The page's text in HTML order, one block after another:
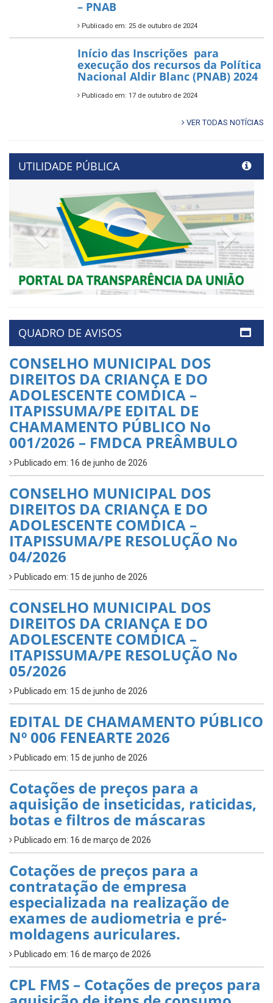
– PNAB
Publicado em: 25 de outubro de 2024
Início das Inscrições para
execução dos recursos da Política
Nacional Aldir Blanc (PNAB) 2024
Publicado em: 17 de outubro de 2024
VER TODAS NOTÍCIAS
UTILIDADE PÚBLICA
Previous Next
QUADRO DE AVISOS
CONSELHO MUNICIPAL DOS
DIREITOS DA CRIANÇA E DO
ADOLESCENTE COMDICA –
ITAPISSUMA/PE EDITAL DE
CHAMAMENTO PÚBLICO No
001/2026 – FMDCA PREÂMBULO
Publicado em: 16 de junho de 2026
CONSELHO MUNICIPAL DOS
DIREITOS DA CRIANÇA E DO
ADOLESCENTE COMDICA –
ITAPISSUMA/PE RESOLUÇÃO No
04/2026
Publicado em: 15 de junho de 2026
CONSELHO MUNICIPAL DOS
DIREITOS DA CRIANÇA E DO
ADOLESCENTE COMDICA –
ITAPISSUMA/PE RESOLUÇÃO No
05/2026
Publicado em: 15 de junho de 2026
EDITAL DE CHAMAMENTO PÚBLICO
Nº 006 FENEARTE 2026
Publicado em: 15 de junho de 2026
Cotações de preços para a
aquisição de inseticidas, raticidas,
botas e filtros de máscaras
Publicado em: 16 de março de 2026
Cotações de preços para a
contratação de empresa
especializada na realização de
exames de audiometria e pré-
moldagens auriculares.
Publicado em: 16 de março de 2026
CPL FMS – Cotações de preços para